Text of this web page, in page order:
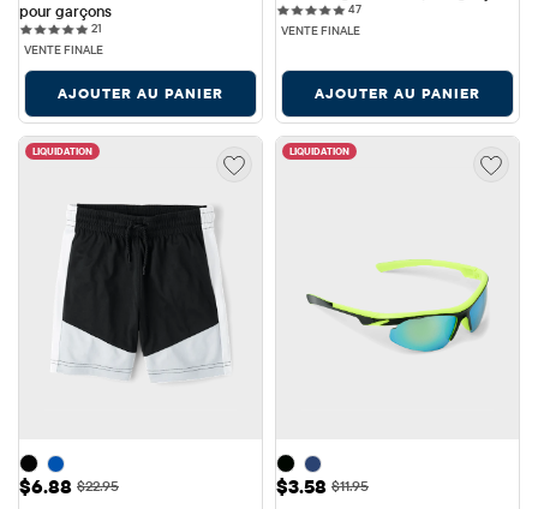
pour garçons
21
VENTE FINALE
AJOUTER AU PANIER
4747 reviews
VENTE FINALE
AJOUTER AU PANIER
LIQUIDATION
Prix ​​de vente: $6.88
$6.88 Prix ​​d'origine: $22.95
$22.95
LIQUIDATION
Prix ​​de vente: $3.58
$3.58 Prix ​​d'origine: $11.95
$11.95